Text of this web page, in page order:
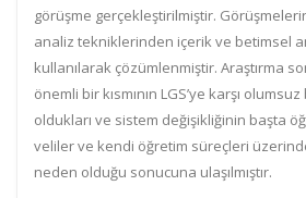
görüşme gerçekleştirilmiştir.
analiz tekniklerinden içerik ve betimsel
kullanılarak çözümlenmiştir. Araştırma
önemli bir kısmının LGS’ye karşı
oldukları ve sistem değişikliğinin başta
veliler ve kendi öğretim süreçleri
neden olduğu sonucuna ulaşılmıştır.